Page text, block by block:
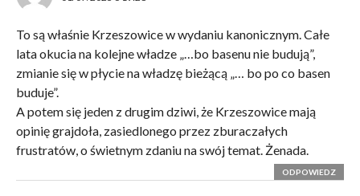
To są właśnie Krzeszowice w wydaniu kanonicznym. Całe
lata okucia na kolejne władze „…bo basenu nie budują”,
zmianie się w płycie na władzę bieżącą „… bo po co basen
buduje”.
A potem się jeden z drugim dziwi, że Krzeszowice mają
opinię grajdoła, zasiedlonego przez zburaczałych
frustratów, o świetnym zdaniu na swój temat. Żenada.
ODPOWIEDZ